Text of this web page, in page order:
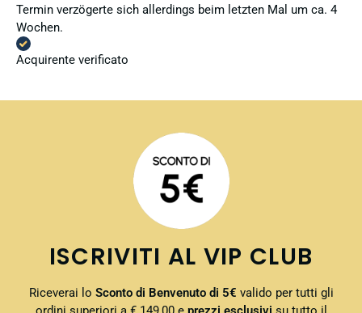
Termin verzögerte sich allerdings beim letzten Mal um ca. 4
Wochen.
Acquirente verificato
ISCRIVITI AL VIP CLUB
Riceverai lo Sconto di Benvenuto di 5€ valido per tutti gli